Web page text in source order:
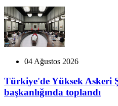
04 Ağustos 2026
Türkiye'de Yüksek Askeri
başkanlığında toplandı